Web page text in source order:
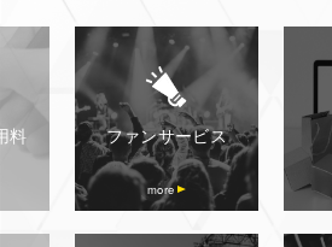
料 ファンサービス
more